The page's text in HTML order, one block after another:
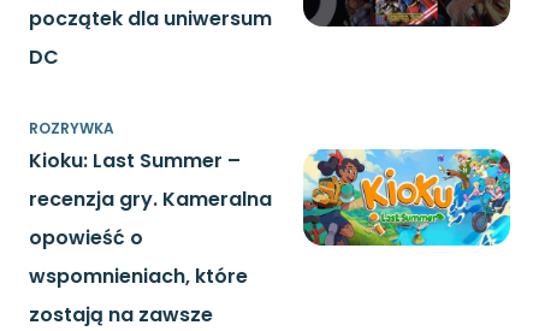
początek dla uniwersum
DC
ROZRYWKA
Kioku: Last Summer –
recenzja gry. Kameralna
opowieść o
wspomnieniach, które
zostają na zawsze